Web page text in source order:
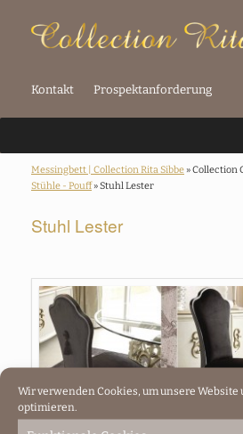
Wir verwenden Cookies, um unsere Website
optimieren.
Kontakt Prospektanforderung
Messingbett | Collection Rita Sibbe» Collection
Stühle - Pouff» Stuhl Lester
Stuhl Lester